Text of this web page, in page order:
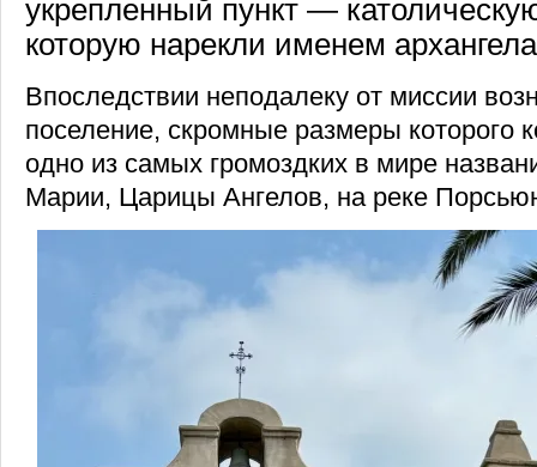
укрепленный пункт —
которую нарекли именем
Впоследствии неподалеку от миссии
поселение, скромные размеры которого
одно из самых громоздких в мире
Марии, Царицы Ангелов, на реке